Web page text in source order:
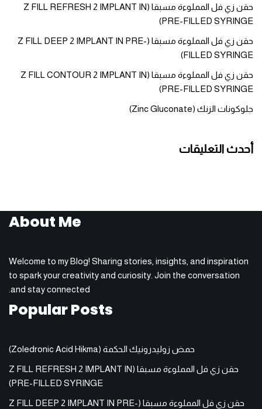
حقن زي فل المملوءة مسبقا (Z FILL REFRESH 2 IMPLANT IN
PRE-FILLED SYRINGE)
حقن زي فل المملوءة مسبقا (Z FILL DEEP 2 IMPLANT IN PRE-
FILLED SYRINGE)
حقن زي فل المملوءة مسبقا (Z FILL CONTOUR 2 IMPLANT IN
PRE-FILLED SYRINGE)
جلوكونات الزنك (Zinc Gluconate)
أحدث التعليقات
About Me
Welcome to my Blog! Sharing stories, insights, and inspiration
to spark your creativity and curiosity. Join the conversation
and stay connected.
Popular Posts
حمض زوليدرونيك الحكمة (Zoledronic Acid Hikma)
حقن زي فل المملوءة مسبقا (Z FILL REFRESH 2 IMPLANT IN
PRE-FILLED SYRINGE)
حقن زي فل المملوءة مسبقا (Z FILL DEEP 2 IMPLANT IN PRE-